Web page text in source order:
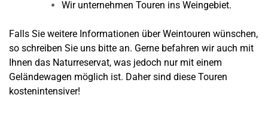
Wir unternehmen Touren ins Weingebiet.
Falls Sie weitere Informationen über Weintouren wünschen,
so schreiben Sie uns bitte an. Gerne befahren wir auch mit
Ihnen das Naturreservat, was jedoch nur mit einem
Geländewagen möglich ist. Daher sind diese Touren
kostenintensiver!